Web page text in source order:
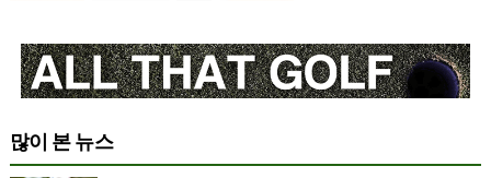
많이 본 뉴스